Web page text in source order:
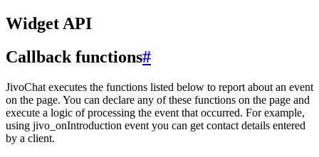
Widget API
Callback functions#
JivoChat executes the functions listed below to report about an event
on the page. You can declare any of these functions on the page and
execute a logic of processing the event that occurred. For example,
using jivo_onIntroduction event you can get contact details entered
by a client.